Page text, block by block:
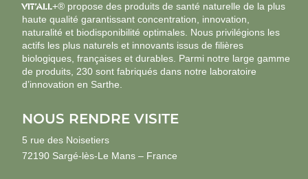
VIT’ALL+® propose des produits de santé naturelle de la plus
haute qualité garantissant concentration, innovation,
naturalité et biodisponibilité optimales. Nous privilégions les
actifs les plus naturels et innovants issus de filières
biologiques, françaises et durables. Parmi notre large gamme
de produits, 230 sont fabriqués dans notre laboratoire
d’innovation en Sarthe.
NOUS RENDRE VISITE
5 rue des Noisetiers
72190 Sargé-lès-Le Mans – France